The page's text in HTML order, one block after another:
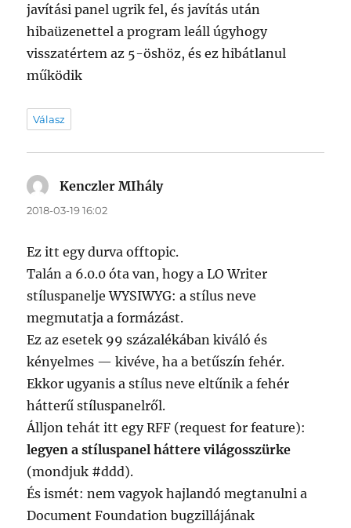
javítási panel ugrik fel, és javítás után
hibaüzenettel a program leáll úgyhogy
visszatértem az 5-öshöz, és ez hibátlanul
működik
Válasz
Kenczler MIhályszerint:
2018-03-19 16:02
Ez itt egy durva offtopic.
Talán a 6.0.0 óta van, hogy a LO Writer
stíluspanelje WYSIWYG: a stílus neve
megmutatja a formázást.
Ez az esetek 99 százalékában kiváló és
kényelmes — kivéve, ha a betűszín fehér.
Ekkor ugyanis a stílus neve eltűnik a fehér
hátterű stíluspanelről.
Álljon tehát itt egy RFF (request for feature):
legyen a stíluspanel háttere világosszürke
(mondjuk #ddd).
És ismét: nem vagyok hajlandó megtanulni a
Document Foundation bugzillájának